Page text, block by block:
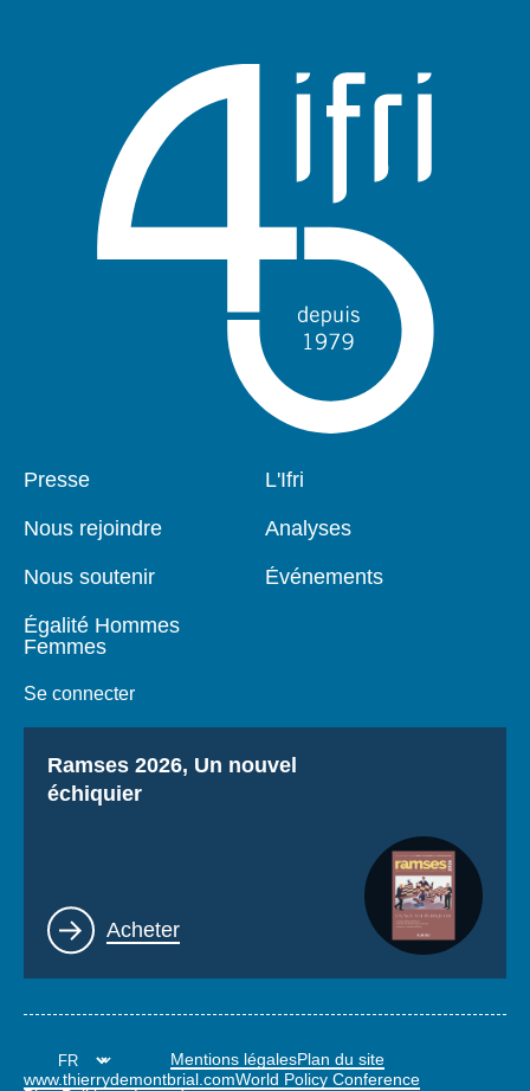
Pied
page
Presse
Nous rejoindre
Nous soutenir
Égalité Hommes
Femmes
Se connecter
Navigation
L'Ifri
Analyses
Événements
Titre
Ramses 2026, Un nouvel
échiquier
Lien
Acheter
Mentions légalesPlan du site
www.thierrydemontbrial.comWorld Policy Conference